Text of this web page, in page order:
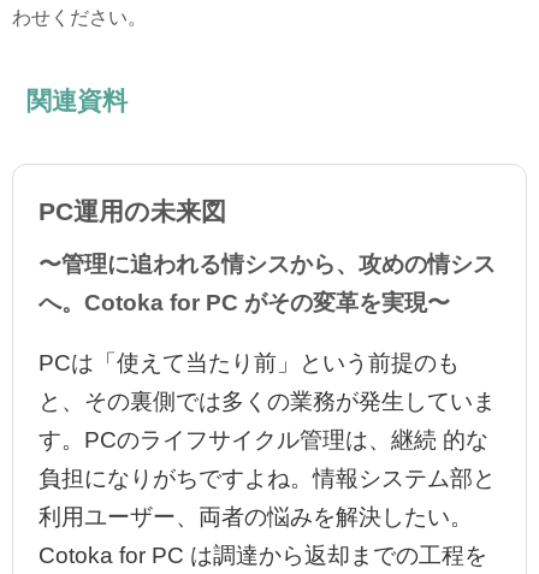
わせください。
関連資料
PC運用の未来図
〜管理に追われる情シスから、攻めの情シス
へ。Cotoka for PC がその変革を実現〜
PCは「使えて当たり前」という前提のも
と、その裏側では多くの業務が発生していま
す。PCのライフサイクル管理は、継続 的な
負担になりがちですよね。情報システム部と
利用ユーザー、両者の悩みを解決したい。
Cotoka for PC は調達から返却までの工程を